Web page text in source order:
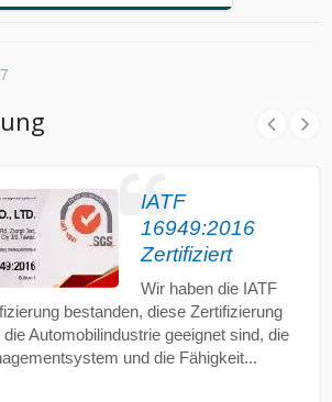
IATF
16949:2016
Zertifiziert
Wir haben die IATF
bestanden, diese Zertifizierung
Automobilindustrie geeignet sind, die
und die Fähigkeit...